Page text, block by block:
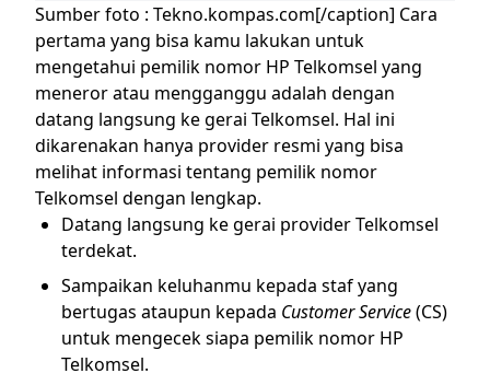
Sumber foto : Tekno.kompas.com[/caption] Cara
pertama yang bisa kamu lakukan untuk
mengetahui pemilik nomor HP Telkomsel yang
meneror atau mengganggu adalah dengan
datang langsung ke gerai Telkomsel. Hal ini
dikarenakan hanya provider resmi yang bisa
melihat informasi tentang pemilik nomor
Telkomsel dengan lengkap.
Datang langsung ke gerai provider Telkomsel
terdekat.
Sampaikan keluhanmu kepada staf yang
bertugas ataupun kepada Customer Service(CS)
untuk mengecek siapa pemilik nomor HP
Telkomsel.